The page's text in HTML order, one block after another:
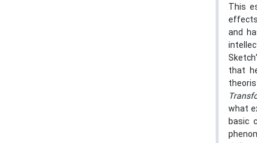
This
and
that
what
basic